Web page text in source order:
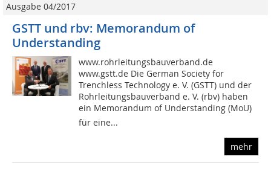
Ausgabe 04/2017
GSTT und rbv: Memorandum of
Understanding
www.rohrleitungsbauverband.de
www.gstt.de Die German Society for
Trenchless Technology e. V. (GSTT) und der
Rohrleitungsbauverband e. V. (rbv) haben
ein Memorandum of Understanding (MoU)
für eine...
mehr